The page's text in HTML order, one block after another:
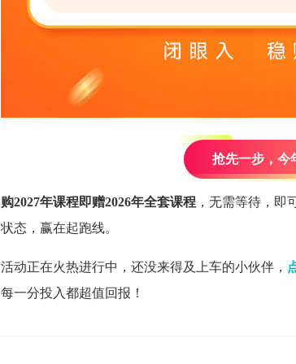
抢先一步，今
购2027年课程即赠2026年全套课程 ，无需等待，即
状态，赢在起跑线。
活动正在火热进行中，还没来得及上车的小伙伴，
每一分投入都超值回报！